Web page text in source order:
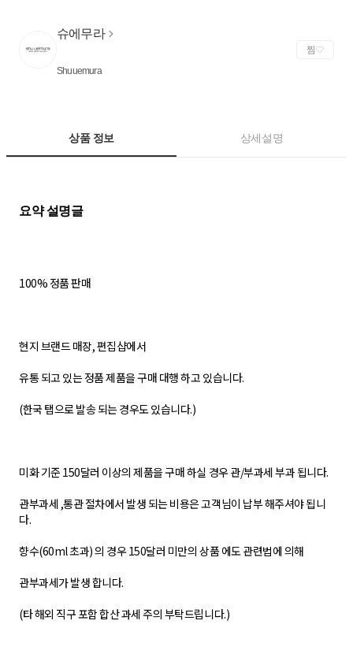
슈에무라
Shuuemura
찜
상품 정보 상세설명
요약 설명글
100% 정품 판매
현지 브랜드 매장, 편집샵에서
유통 되고 있는 정품 제품을 구매 대행 하고 있습니다.
(한국 탭으로 발송 되는 경우도 있습니다.)
미화 기준 150달러 이상의 제품을 구매 하실 경우 관/부과세 부과 됩니다.
관부과세 ,통관 절차에서 발생 되는 비용은 고객님이 납부 해주셔야 됩니
다.
향수(60ml 초과) 의 경우 150달러 미만의 상품 에도 관련법에 의해
관부과세가 발생 합니다.
(타 해외 직구 포함 합산 과세 주의 부탁드립니다.)